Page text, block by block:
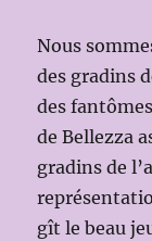
Nous
des gradins
des
de Bellezza
gradins de
gît le beau